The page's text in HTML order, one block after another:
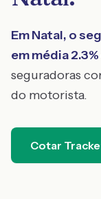
EmNatal, o
em média2.3
seguradoras
do motorista.
Cotar